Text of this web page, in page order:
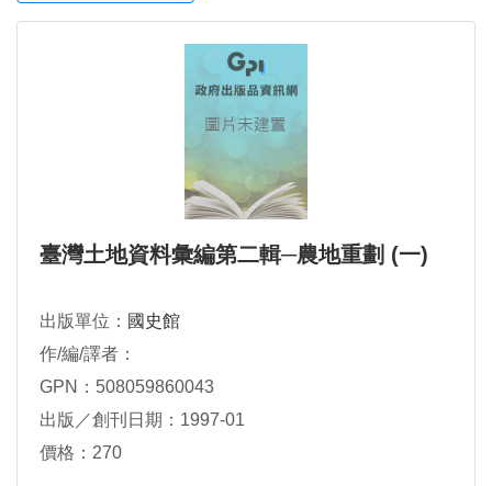
臺灣土地資料彙編第二輯─農地重劃 (一)
出版單位： 國史館
作/編/譯者：
GPN：508059860043
出版／創刊日期：1997-01
價格：270